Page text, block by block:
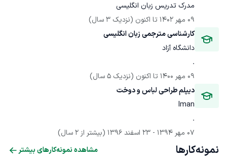
مدرک تدریس زبان انگلیسی
09 مهر 1402
تا اکنون (نزدیک 3 سال)
کارشناسی مترجمی زبان انگلیسی
دانشگاه آزاد
.
09 مهر 1400
تا اکنون (نزدیک 5 سال)
دیپلم طراحی لباس و دوخت
Iman
.
07 مهر 1394
- 23 اسفند 1396 (بیشتر از 2 سال)
نمونه‌کارها مشاهده نمونه‌کارهای بیشتر